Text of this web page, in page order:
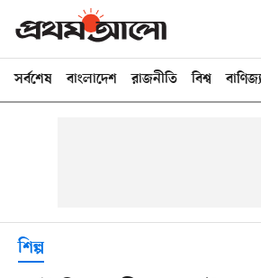
সর্বশেষ বাংলাদেশ রাজনীতি বিশ্ব বাণিজ্য
শিল্প